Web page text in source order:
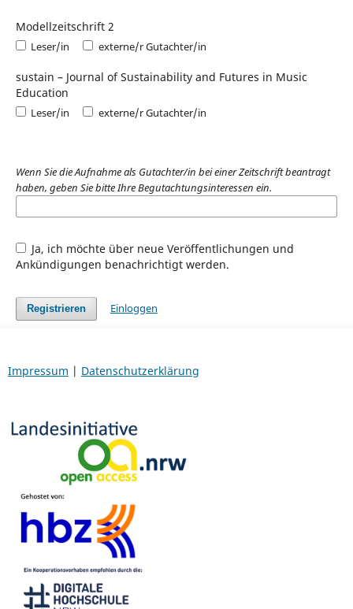
Modellzeitschrift 2
Leser/in externe/r Gutachter/in
sustain – Journal of Sustainability and Futures in Music
Education
Leser/in externe/r Gutachter/in
Wenn Sie die Aufnahme als Gutachter/in bei einer Zeitschrift beantragt
haben, geben Sie bitte Ihre Begutachtungsinteressen ein.
Ja, ich möchte über neue Veröffentlichungen und
Ankündigungen benachrichtigt werden.
Registrieren Einloggen
Impressum | Datenschutzerklärung